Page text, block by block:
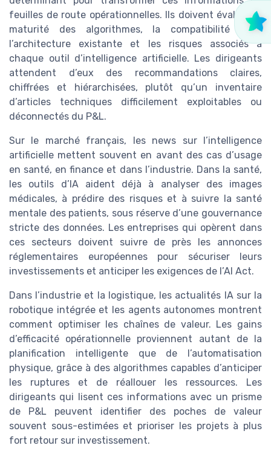
feuilles de route opérationnelles. Ils doivent évaluer la
maturité des algorithmes, la compatibilité avec
l’architecture existante et les risques associés à
chaque outil d’intelligence artificielle. Les dirigeants
attendent d’eux des recommandations claires,
chiffrées et hiérarchisées, plutôt qu’un inventaire
d’articles techniques difficilement exploitables ou
déconnectés du P&L.
Sur le marché français, les news sur l’intelligence
artificielle mettent souvent en avant des cas d’usage
en santé, en finance et dans l’industrie. Dans la santé,
les outils d’IA aident déjà à analyser des images
médicales, à prédire des risques et à suivre la santé
mentale des patients, sous réserve d’une gouvernance
stricte des données. Les entreprises qui opèrent dans
ces secteurs doivent suivre de près les annonces
réglementaires européennes pour sécuriser leurs
investissements et anticiper les exigences de l’AI Act.
Dans l’industrie et la logistique, les actualités IA sur la
robotique intégrée et les agents autonomes montrent
comment optimiser les chaînes de valeur. Les gains
d’efficacité opérationnelle proviennent autant de la
planification intelligente que de l’automatisation
physique, grâce à des algorithmes capables d’anticiper
les ruptures et de réallouer les ressources. Les
dirigeants qui lisent ces informations avec un prisme
de P&L peuvent identifier des poches de valeur
souvent sous-estimées et prioriser les projets à plus
fort retour sur investissement.